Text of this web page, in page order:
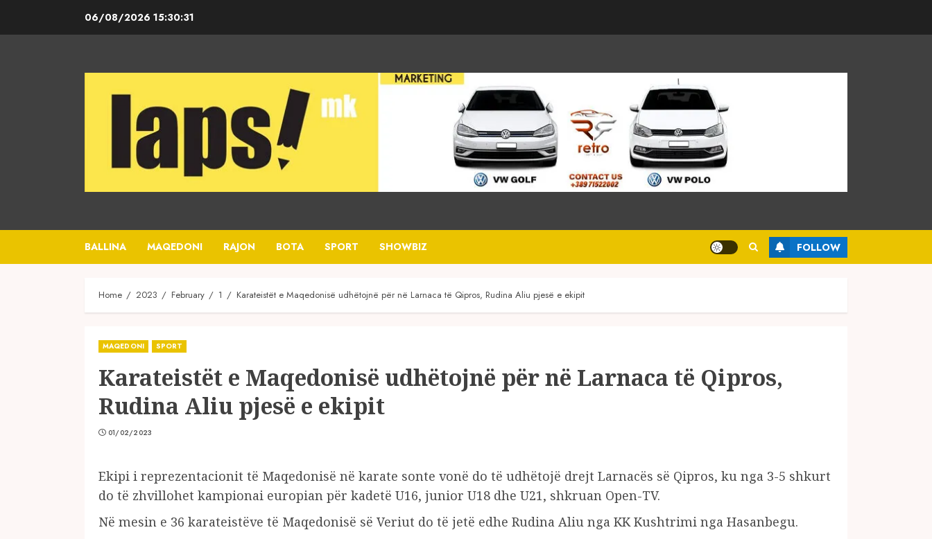
06/08/2026 15:30:31
BALLINA MAQEDONI RAJON BOTA SPORT SHOWBIZ FOLLOW
Home 2023 February 1 Karateistët e Maqedonisë udhëtojnë për në Larnaca të Qipros, Rudina Aliu pjesë e ekipit
MAQEDONI SPORT
Karateistët e Maqedonisë udhëtojnë për në Larnaca të Qipros,
Rudina Aliu pjesë e ekipit
01/02/2023
Ekipi i reprezentacionit të Maqedonisë në karate sonte vonë do të udhëtojë drejt Larnacës së Qipros, ku nga 3-5 shkurt
do të zhvillohet kampionai europian për kadetë U16, junior U18 dhe U21, shkruan Open-TV.
Në mesin e 36 karateistëve të Maqedonisë së Veriut do të jetë edhe Rudina Aliu nga KK Kushtrimi nga Hasanbegu.